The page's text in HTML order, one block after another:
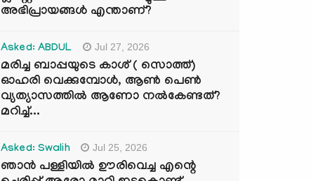
അഭിപ്രായങ്ങൾ എന്താണ്?
Asked: ABDUL Jul 27, 2026
മരിച്ച ബാപ്പയുടെ കാശ് ( സൊത്ത്)
ഓഹരി വെക്കുമ്പോൾ, ആണ്‍ പെണ്‍
വ്യത്യാസത്തില്‍ ആണോ നല്‍കേണ്ടത്?
മറിച്ച്...
Asked: Swalih Jul 25, 2026
ഞാൻ പള്ളിയിൽ ഊരിവെച്ച എന്റെ